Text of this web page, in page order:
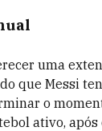
uma
que Messi
o
ativo,